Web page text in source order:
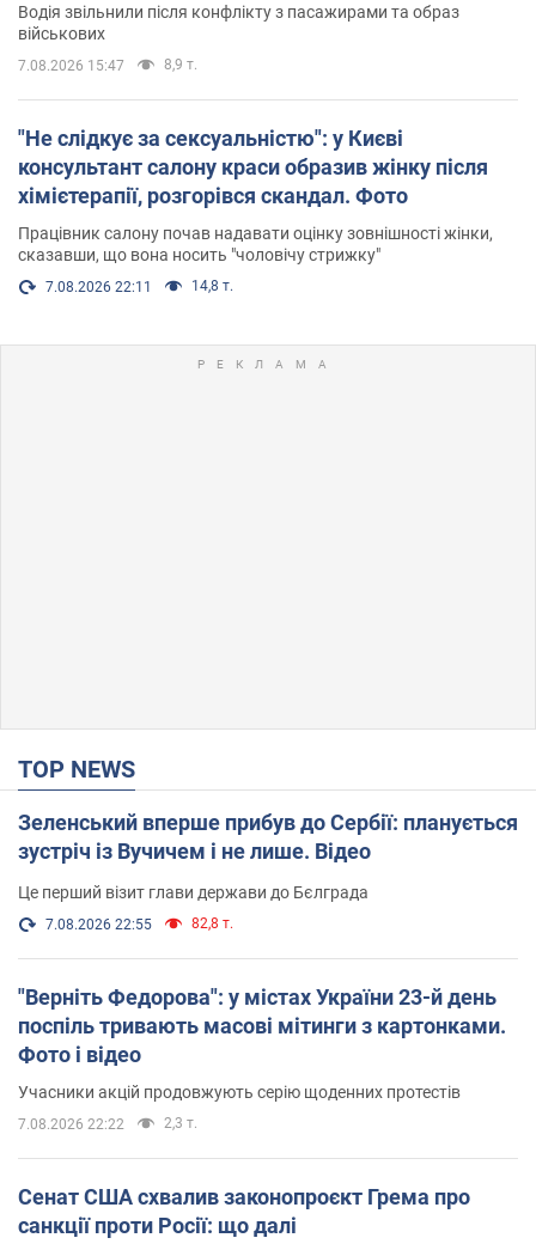
Водія звільнили після конфлікту з пасажирами та образ
військових
7.08.2026 15:47 8,9 т.
"Не слідкує за сексуальністю": у Києві
консультант салону краси образив жінку після
хімієтерапії, розгорівся скандал. Фото
Працівник салону почав надавати оцінку зовнішності жінки,
сказавши, що вона носить "чоловічу стрижку"
7.08.2026 22:11 14,8 т.
TOP NEWS
Зеленський вперше прибув до Сербії: планується
зустріч із Вучичем і не лише. Відео
Це перший візит глави держави до Бєлграда
7.08.2026 22:55 82,8 т.
"Верніть Федорова": у містах України 23-й день
поспіль тривають масові мітинги з картонками.
Фото і відео
Учасники акцій продовжують серію щоденних протестів
7.08.2026 22:22 2,3 т.
Сенат США схвалив законопроєкт Грема про
санкції проти Росії: що далі